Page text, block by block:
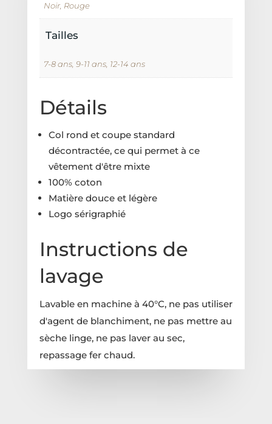
Noir, Rouge
Tailles
7-8 ans, 9-11 ans, 12-14 ans
Détails
Col rond et coupe standard
décontractée, ce qui permet à ce
vêtement d'être mixte
100% coton
Matière douce et légère
Logo sérigraphié
Instructions de
lavage
Lavable en machine à 40°C, ne pas utiliser
d'agent de blanchiment, ne pas mettre au
sèche linge, ne pas laver au sec,
repassage fer chaud.